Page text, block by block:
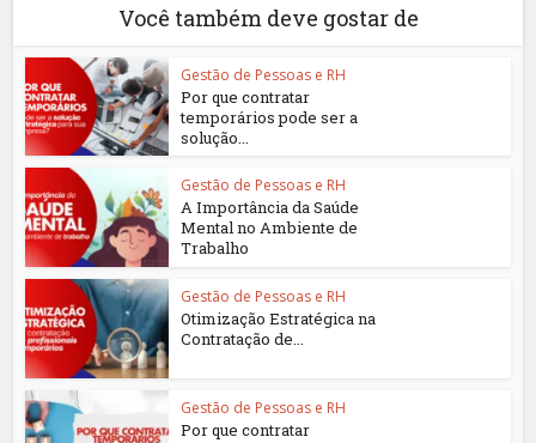
Você também deve gostar de
Gestão de Pessoas e RH
Por que contratar
temporários pode ser a
solução...
Gestão de Pessoas e RH
A Importância da Saúde
Mental no Ambiente de
Trabalho
Gestão de Pessoas e RH
Otimização Estratégica na
Contratação de...
Gestão de Pessoas e RH
Por que contratar